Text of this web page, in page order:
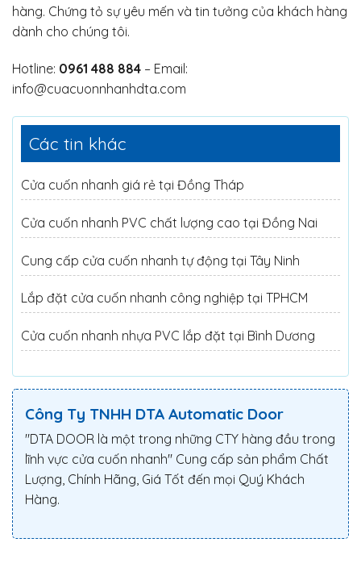
hàng. Chứng tỏ sự yêu mến và tin tưởng của khách hàng
dành cho chúng tôi.
Hotline: 0961 488 884 – Email:
info@cuacuonnhanhdta.com
Các tin khác
Cửa cuốn nhanh giá rẻ tại Đồng Tháp
Cửa cuốn nhanh PVC chất lượng cao tại Đồng Nai
Cung cấp cửa cuốn nhanh tự động tại Tây Ninh
Lắp đặt cửa cuốn nhanh công nghiệp tại TPHCM
Cửa cuốn nhanh nhựa PVC lắp đặt tại Bình Dương
Công Ty TNHH DTA Automatic Door
"DTA DOOR là một trong những CTY hàng đầu trong
lĩnh vực cửa cuốn nhanh" Cung cấp sản phẩm Chất
Lượng, Chính Hãng, Giá Tốt đến mọi Quý Khách
Hàng.